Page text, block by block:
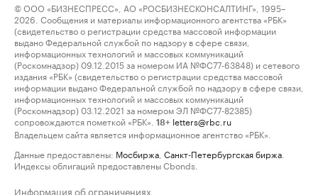
© ООО «БИЗНЕСПРЕСС», АО «РОСБИЗНЕСКОНСАЛТИНГ», 1995–
2026. Сообщения и материалы информационного агентства «РБК»
(свидетельство о регистрации средства массовой информации
выдано Федеральной службой по надзору в сфере связи,
информационных технологий и массовых коммуникаций
(Роскомнадзор) 09.12.2015 за номером ИА №ФС77-63848) и сетевого
издания «РБК» (свидетельство о регистрации средства массовой
информации выдано Федеральной службой по надзору в сфере связи,
информационных технологий и массовых коммуникаций
(Роскомнадзор) 03.12.2021 за номером ЭЛ №ФС77-82385)
сопровождаются пометкой «РБК».
18+ letters@rbc.ru
Владельцем сайта является информационное агентство «РБК».
Данные предоставлены: Мосбиржа Санкт-Петербургская биржа
Индексы облигаций предоставлены Cbonds.
Информация об ограничениях